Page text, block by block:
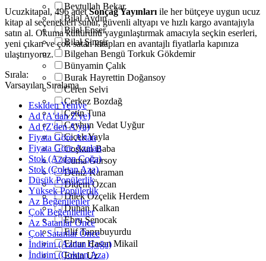
Beytullah Bekar
Bilal Aydın
Bilal Enser
Bilal Şimşir
Bilgehan Bengü Torkuk Gökdemir
Bünyamin Çalık
Burak Hayrettin Doğansoy
Ceren Selvi
Çerkez Bozdağ
Çetin Tuna
Ceyhun Vedat Uyğur
Çiçek Yayla
Coşkun Baba
Cuma Gürsoy
Deniz Karaman
Didem Özcan
Dilek Özçelik Herdem
Duhan Kalkan
Ebru Şenocak
Elif Tanrıbuyurdu
Elnur Hasan Mikail
Emin Uz
Ucuzkitapal, 496 adetSonçağ Yayınları ile her bütçeye uygun ucuz
kitap al seçenekleri sunar, güvenli altyapı ve hızlı kargo avantajıyla
satın al. Okuma kültürünü yaygınlaştırmak amacıyla seçkin eserleri,
yeni çıkan ve çok satan kitapları en avantajlı fiyatlarla kapınıza
ulaştırıyoruz.
Sırala:
Varsayılan Sıralama
Eskiden Yeniye
Ad (A'dan Z'ye)
Ad (Z'den A'ya)
Fiyata Göre Artan
Fiyata Göre Azalan
Stok (Azdan Çoğa)
Stok (Çoktan Aza)
Düşük Popülerlik
Yüksek Popülerlik
Az Beğenilenler
Çok Beğenilenler
Az Satanlar Önce
Çok Satanlar Önce
İndirim (Azdan Çoğa)
İndirim (Çoktan Aza)